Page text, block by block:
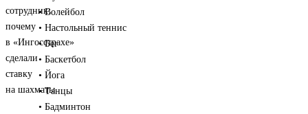
• Волейбол
• Настольный теннис
• Бег
• Баскетбол
• Йога
• Танцы
• Бадминтон